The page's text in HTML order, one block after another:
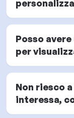
Posso
per
Non riesco
interessa,